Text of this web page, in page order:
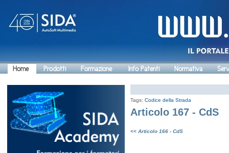
Home Prodotti Formazione Info Patenti Normativa
Tags: Codice della Strada
Articolo 167 - CdS
<< Articolo 166 - CdS